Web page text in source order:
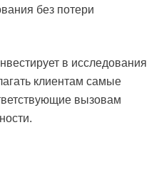
без потери
в исследования
клиентам самые
вызовам